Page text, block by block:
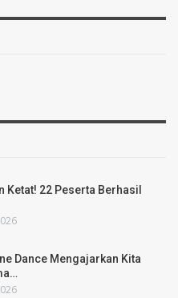
Ketat! 22 Peserta Berhasil
Dance Mengajarkan Kita